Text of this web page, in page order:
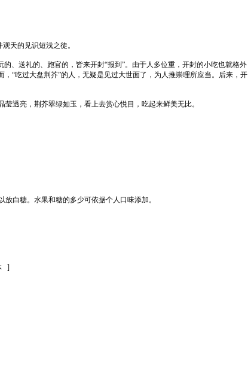
天的见识短浅之徒。
、送礼的、跑官的，皆来开封“报到”。由于人多位重，开封的小吃也就格外
“吃过大盘荆芥”的人，无疑是见过大世面了，为人推崇理所应当。后来，开
透亮，荆芥翠绿如玉，看上去赏心悦目，吃起来鲜美无比。
白糖。水果和糖的多少可依据个人口味添加。
]